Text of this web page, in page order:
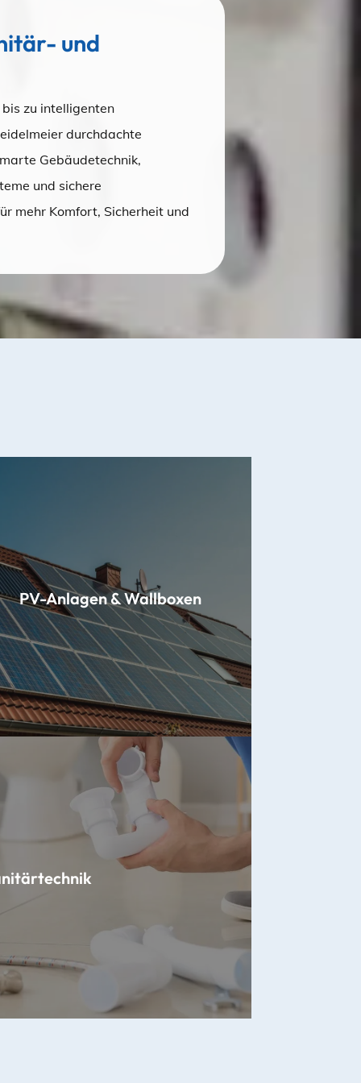
und
zu intelligenten
durchdachte
Gebäudetechnik,
und sichere
mehr Komfort, Sicherheit und
PV-Anlagen & Wallboxen